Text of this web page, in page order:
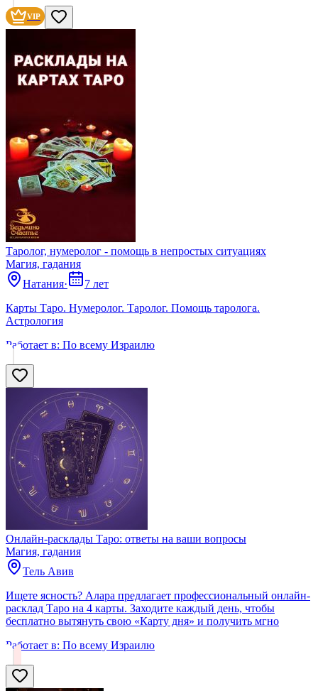
VIP
Таролог, нумеролог - помощь в непростых ситуациях
Магия, гадания
Натания·
7 лет
Карты Таро. Нумеролог. Таролог. Помощь таролога.
Астрология
Работает в: По всему Израилю
Онлайн-расклады Таро: ответы на ваши вопросы
Магия, гадания
Тель Авив
Ищете ясность? Алара предлагает профессиональный онлайн-
расклад Таро на 4 карты. Заходите каждый день, чтобы
бесплатно вытянуть свою «Карту дня» и получить мгно
Работает в: По всему Израилю